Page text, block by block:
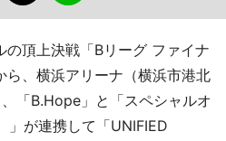
の頂上決戦「Bリーグ ファイナ
、横浜アリーナ（横浜市港北
「B.Hope」と「スペシャルオ
」が連携して「UNIFIED